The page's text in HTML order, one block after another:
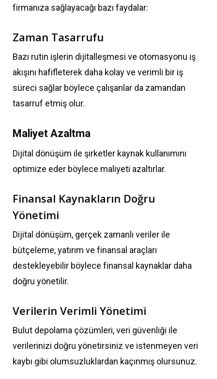
firmanıza sağlayacağı bazı faydalar:
Zaman Tasarrufu
Bazı rutin işlerin dijitalleşmesi ve otomasyonu iş
akışını hafifleterek daha kolay ve verimli bir iş
süreci sağlar böylece çalışanlar da zamandan
tasarruf etmiş olur.
Maliyet Azaltma
Dijital dönüşüm ile şirketler kaynak kullanımını
optimize eder böylece maliyeti azaltırlar.
Finansal Kaynakların Doğru
Yönetimi
Dijital dönüşüm, gerçek zamanlı veriler ile
bütçeleme, yatırım ve finansal araçları
destekleyebilir böylece finansal kaynaklar daha
doğru yönetilir.
Verilerin Verimli Yönetimi
Bulut depolama çözümleri, veri güvenliği ile
verilerinizi doğru yönetirsiniz ve istenmeyen veri
kaybı gibi olumsuzluklardan kaçınmış olursunuz.